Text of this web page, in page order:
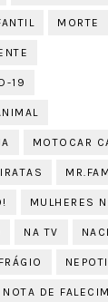
MORTE
19
MOTOCAR
MULHERES
NA TV
NOTA DE